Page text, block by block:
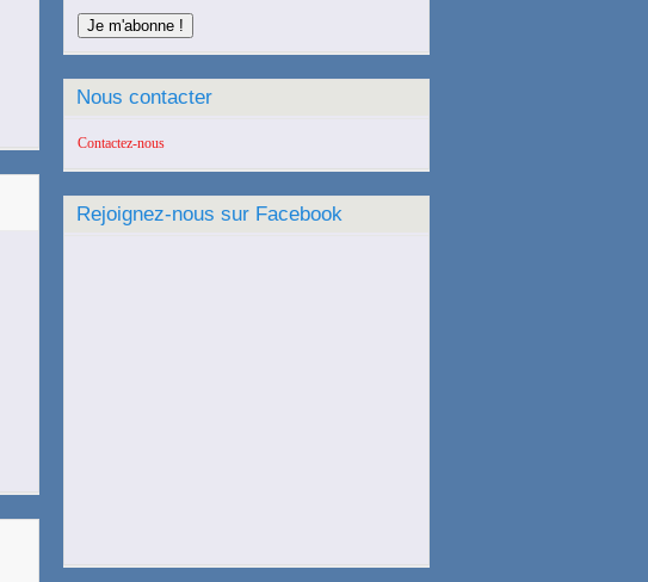
Nous contacter
Contactez-nous
Rejoignez-nous sur Facebook